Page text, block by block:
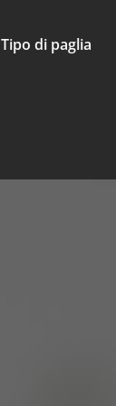
Tipo di paglia